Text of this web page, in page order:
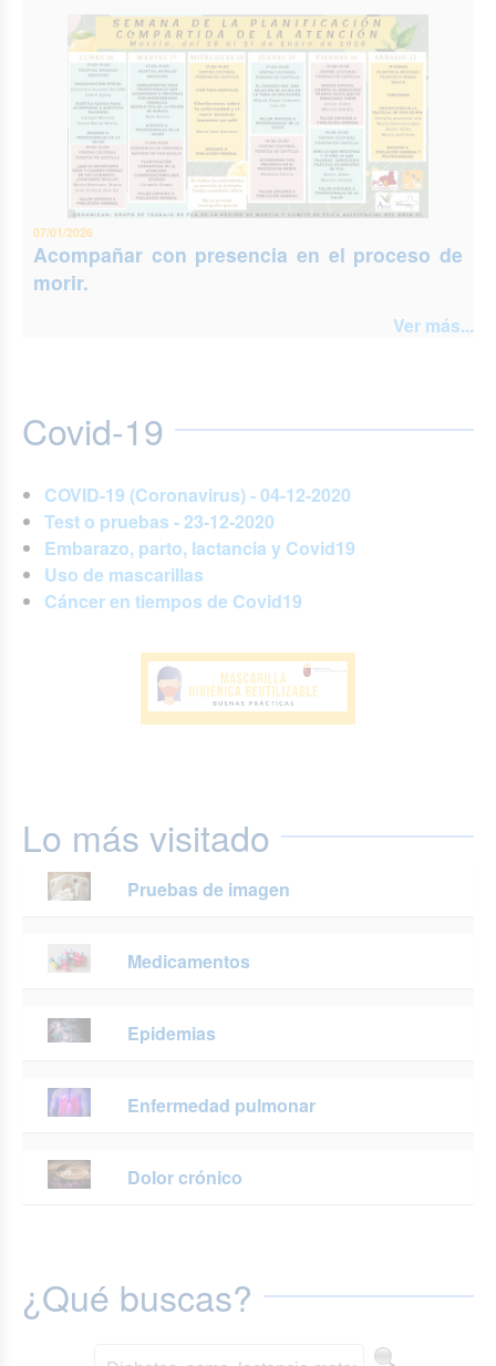
07/01/2026
Acompañar con presencia en el proceso de
morir.
Ver más...
Covid-19
COVID-19 (Coronavirus) - 04-12-2020
Test o pruebas - 23-12-2020
Embarazo, parto, lactancia y Covid19
Uso de mascarillas
Cáncer en tiempos de Covid19
Lo más visitado
Pruebas de imagen
Medicamentos
Epidemias
Enfermedad pulmonar
Dolor crónico
¿Qué buscas?